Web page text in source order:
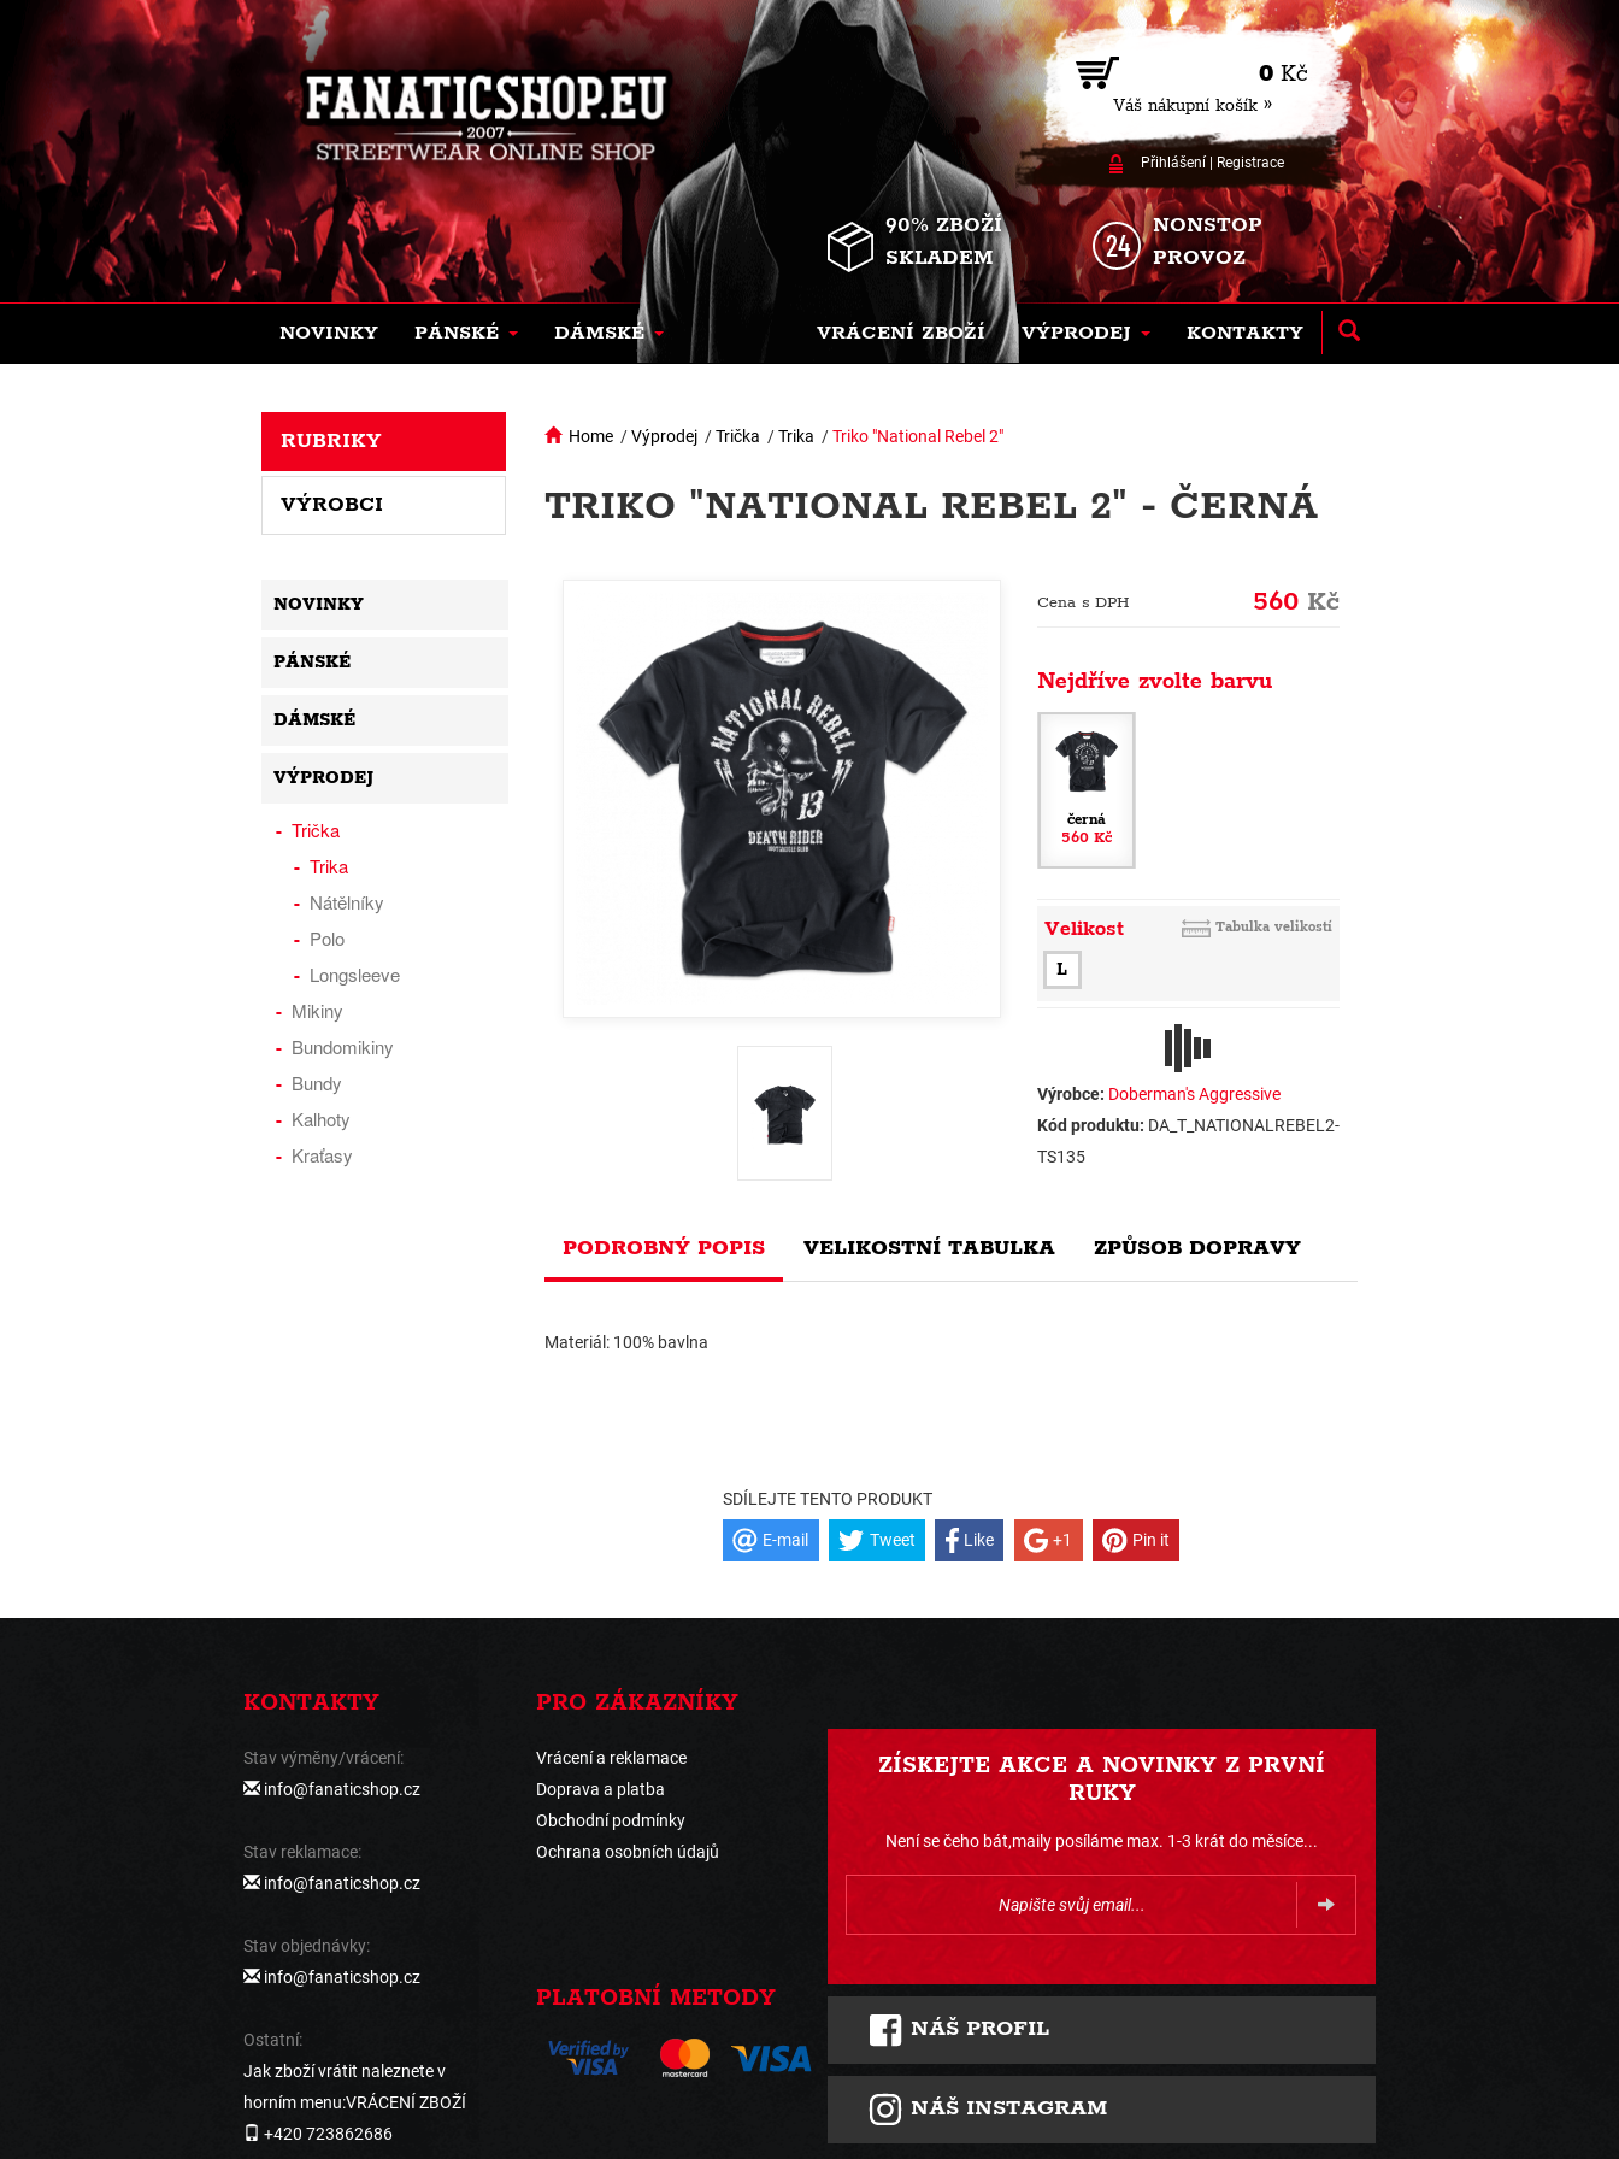
0 Kč
Váš nákupní košík »
Přihlášení| Registrace
90% ZBOŽÍ
SKLADEM
NONSTOP
PROVOZ
NOVINKY PÁNSKÉ DÁMSKÉ VRÁCENÍ ZBOŽÍ VÝPRODEJ KONTAKTY
Home /Výprodej /Trička /Trika /Triko "National Rebel 2"
TRIKO "NATIONAL REBEL 2" - ČERNÁ
Cena s DPH 560 Kč
Nejdříve zvolte barvu
černá
560 Kč
Velikost Tabulka velikostí
L
Výrobce: Doberman's Aggressive
Kód produktu: DA_T_NATIONALREBEL2-
TS135
PODROBNÝ POPIS VELIKOSTNÍ TABULKA ZPŮSOB DOPRAVY
Materiál: 100% bavlna
SDÍLEJTE TENTO PRODUKT
E-mail Tweet Like +1 Pin it
RUBRIKY
VÝROBCI
NOVINKY
PÁNSKÉ
DÁMSKÉ
VÝPRODEJ
Trička
Trika
Nátělníky
Polo
Longsleeve
Mikiny
Bundomikiny
Bundy
Kalhoty
Kraťasy
KONTAKTY
Stav výměny/vrácení:
info@fanaticshop.cz
Stav reklamace:
info@fanaticshop.cz
Stav objednávky:
info@fanaticshop.cz
Ostatní:
Jak zboží vrátit naleznete v
horním menu:VRÁCENÍ ZBOŽÍ
+420 723862686
PRO ZÁKAZNÍKY
Vrácení a reklamace
Doprava a platba
Obchodní podmínky
Ochrana osobních údajů
PLATOBNÍ METODY
ZÍSKEJTE AKCE A NOVINKY Z PRVNÍ
RUKY
Není se čeho bát,maily posíláme max. 1-3 krát do měsíce...
NÁŠ PROFIL
NÁŠ INSTAGRAM